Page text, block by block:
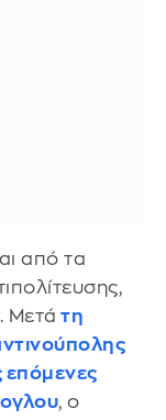
από τα
Μετά τη
επόμενες
, ο